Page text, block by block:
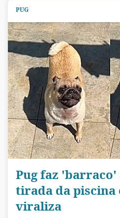
PUG
Pug faz 'barraco'
tirada da piscina
viraliza